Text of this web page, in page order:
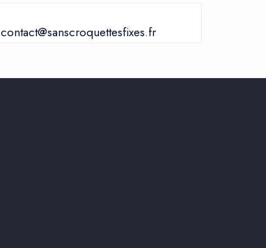
contact@sanscroquettesfixes.fr